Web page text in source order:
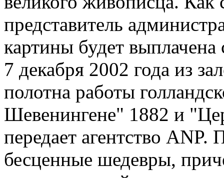
представитель
картины будет
7 декабря 2002 года из
полотна работы
Шевенингене" 1882 и
передает агентство ANP.
бесценные шедевры,